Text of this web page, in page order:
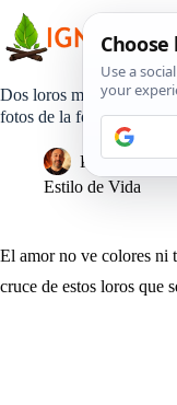
contenido
Dos loros muy diferentes
fotos de la felicidad de la
Pedro
Estilo de Vida
El amor no ve colores ni
cruce de estos loros que